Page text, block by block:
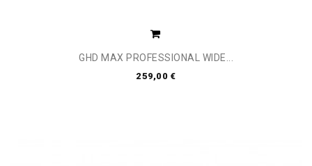
GHD MAX PROFESSIONAL WIDE...
259,00 €